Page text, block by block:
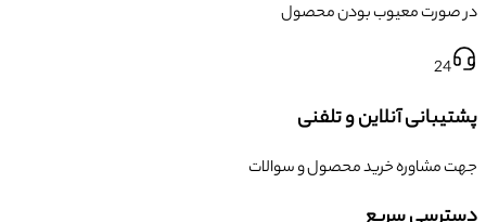
در صورت معیوب بودن محصول
24
پشتیبانی آنلاین و تلفنی
جهت مشاوره خرید محصول و سوالات